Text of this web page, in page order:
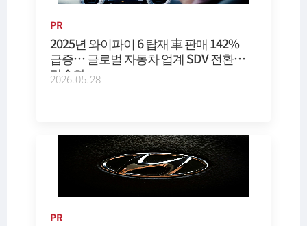
PR
2025년 와이파이 6 탑재 車 판매 142%
급증… 글로벌 자동차 업계 SDV 전환
가속화
2026.05.28
PR